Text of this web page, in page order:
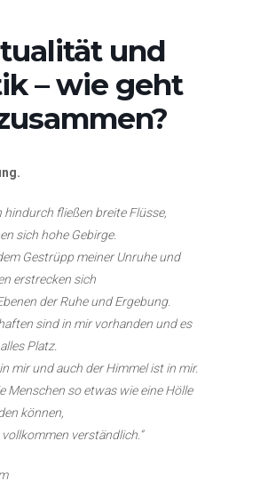
und
– wie geht
hindurch fließen breite Flüsse,
sich hohe Gebirge.
Gestrüpp meiner Unruhe und
erstrecken sich
der Ruhe und Ergebung.
sind in mir vorhanden und es
Platz.
mir und auch der Himmel ist in mir.
Menschen so etwas wie eine Hölle
können,
verständlich.“